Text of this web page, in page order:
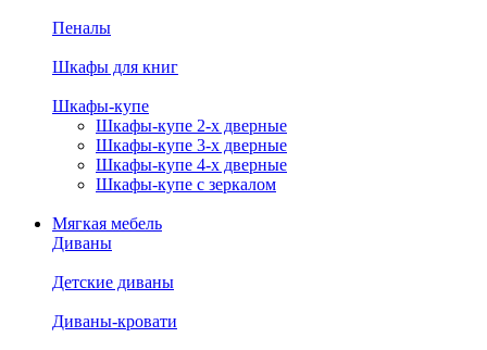
Пеналы
Шкафы для книг
Шкафы-купе
Шкафы-купе 2-х дверные
Шкафы-купе 3-х дверные
Шкафы-купе 4-х дверные
Шкафы-купе с зеркалом
Мягкая мебель
Диваны
Детские диваны
Диваны-кровати